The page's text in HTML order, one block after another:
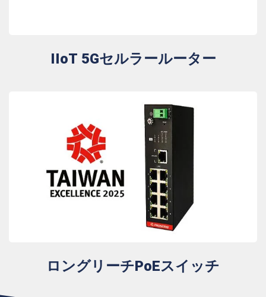
IIoT 5Gセルラールーター
ロングリーチPoEスイッチ